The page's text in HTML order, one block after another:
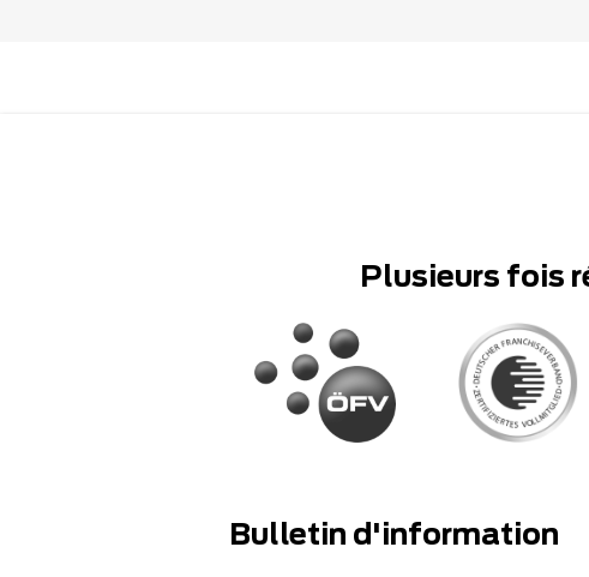
Plusieurs fois
Bulletin d'information